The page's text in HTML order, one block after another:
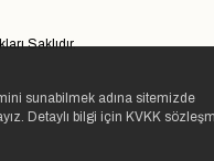
Saklıdır.
sunabilmek adına sitemizde
Detaylı bilgi için KVKK